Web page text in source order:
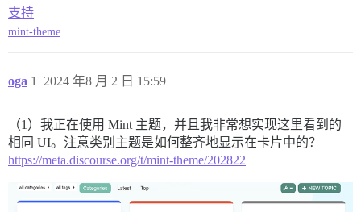
支持
mint-theme
oga 2024 年8 月 2 日 15:59
1
（1）我正在使用 Mint 主题，并且我非常想实现这里看到的
相同 UI。注意类别主题是如何整齐地显示在卡片中的？
https://meta.discourse.org/t/mint-theme/202822